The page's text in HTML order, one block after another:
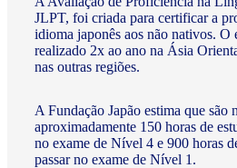
JLPT, foi criada para certificar a
idioma japonês aos não nativos. O
realizado 2x ao ano na Ásia
nas outras regiões.
A Fundação Japão estima que são
aproximadamente 150 horas de
no exame de Nível 4 e 900 horas
passar no exame de Nível 1.